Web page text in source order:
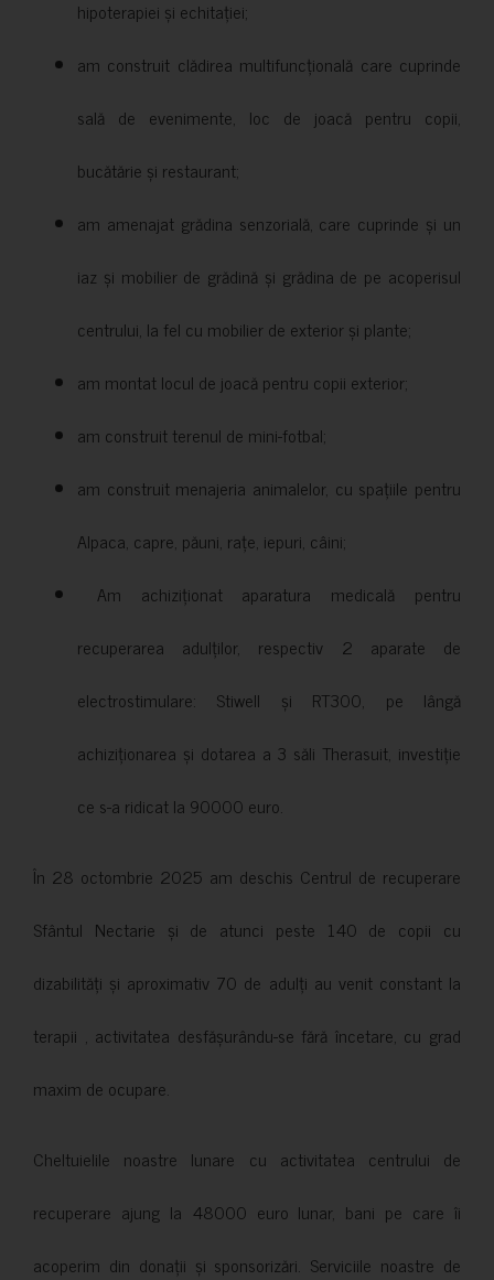
hipoterapiei și echitației;
am construit clădirea multifuncțională care cuprinde
sală de evenimente, loc de joacă pentru copii,
bucătărie și restaurant;
am amenajat grădina senzorială, care cuprinde și un
iaz și mobilier de grădină și grădina de pe acoperisul
centrului, la fel cu mobilier de exterior și plante;
am montat locul de joacă pentru copii exterior;
am construit terenul de mini-fotbal;
am construit menajeria animalelor, cu spațiile pentru
Alpaca, capre, păuni, rațe, iepuri, câini;
Am achiziționat aparatura medicală pentru
recuperarea adulților, respectiv 2 aparate de
electrostimulare: Stiwell și RT300, pe lângă
achiziționarea și dotarea a 3 săli Therasuit, investiție
ce s-a ridicat la 90000 euro.
În 28 octombrie 2025 am deschis Centrul de recuperare
Sfântul Nectarie și de atunci peste 140 de copii cu
dizabilități și aproximativ 70 de adulți au venit constant la
terapii , activitatea desfășurându-se fără încetare, cu grad
maxim de ocupare.
Cheltuielile noastre lunare cu activitatea centrului de
recuperare ajung la 48000 euro lunar, bani pe care îi
acoperim din donații și sponsorizări. Serviciile noastre de